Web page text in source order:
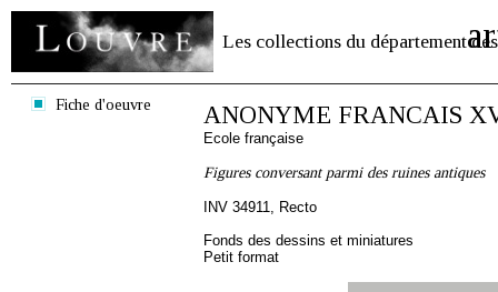
Les collections du département des
Fiche d'oeuvre ANONYME FRANCAIS
Ecole française
Figures conversant parmi des ruines antiques
INV 34911, Recto
Fonds des dessins et miniatures
Petit format